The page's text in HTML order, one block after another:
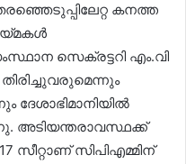
കനത്ത
സെക്രട്ടറി എം.വി
ദേശാഭിമാനിയിൽ
അടിയന്തരാവസ്ഥക്ക്
സീറ്റാണ് സിപിഎമ്മിന്